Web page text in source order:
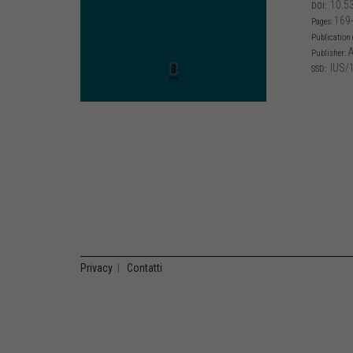
DOI:
Pages:
Publication
Publisher:
SSD: IUS/
Privacy Contatti